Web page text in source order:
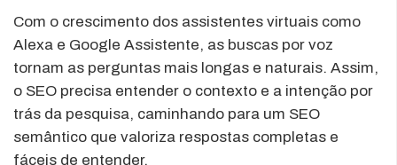
Com o crescimento dos assistentes virtuais como
Alexa e Google Assistente, as buscas por voz
tornam as perguntas mais longas e naturais. Assim,
o SEO precisa entender o contexto e a intenção por
trás da pesquisa, caminhando para um SEO
semântico que valoriza respostas completas e
fáceis de entender.